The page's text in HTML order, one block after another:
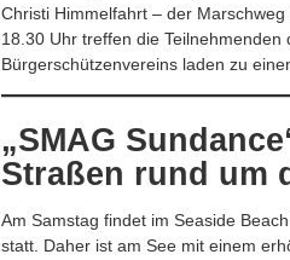
Christi Himmelfahrt – der
18.30 Uhr treffen die
Bürgerschützenvereins laden zu
„SMAG
Straßen rund um
Am Samstag findet im Seaside
statt. Daher ist am See mit einem